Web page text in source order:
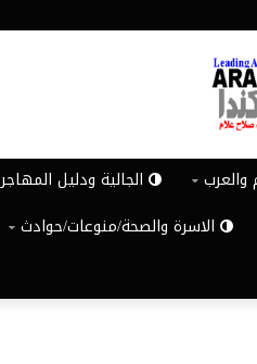
والعرب الجالية ودليل المهاجر
الاسرة والصحة/منوعات/حوادث